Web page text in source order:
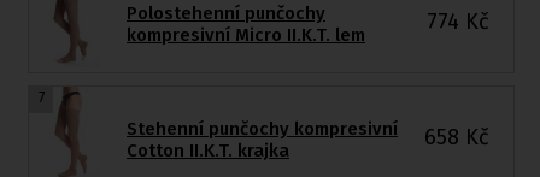
Polostehenní punčochy
kompresivní Micro II.K.T. lem
774 Kč
7
Stehenní punčochy kompresivní
Cotton II.K.T. krajka
658 Kč